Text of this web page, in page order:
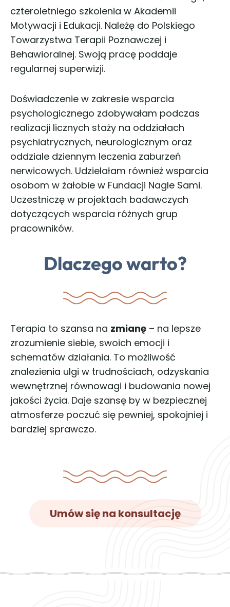
czteroletniego szkolenia w Akademii
Motywacji i Edukacji. Należę do Polskiego
Towarzystwa Terapii Poznawczej i
Behawioralnej. Swoją pracę poddaje
regularnej superwizji.
Doświadczenie w zakresie wsparcia
psychologicznego zdobywałam podczas
realizacji licznych staży na oddziałach
psychiatrycznych, neurologicznym oraz
oddziale dziennym leczenia zaburzeń
nerwicowych. Udzielałam również wsparcia
osobom w żałobie w Fundacji Nagle Sami.
Uczestniczę w projektach badawczych
dotyczących wsparcia różnych grup
pracowników.
Dlaczego warto?
Terapia to szansa na zmianę – na lepsze
zrozumienie siebie, swoich emocji i
schematów działania. To możliwość
znalezienia ulgi w trudnościach, odzyskania
wewnętrznej równowagi i budowania nowej
jakości życia. Daje szansę by w bezpiecznej
atmosferze poczuć się pewniej, spokojniej i
bardziej sprawczo.
Umów się na konsultację